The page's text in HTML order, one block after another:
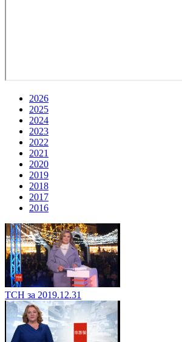
2026
2025
2024
2023
2022
2021
2020
2019
2018
2017
2016
ТСН за 2019.12.31